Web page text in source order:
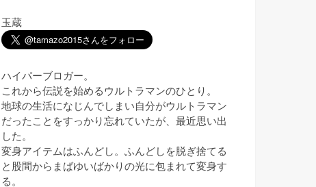
玉蔵
ハイパーブロガー。
これから伝説を始めるウルトラマンのひとり。
地球の生活になじんでしまい自分がウルトラマン
だったことをすっかり忘れていたが、最近思い出
した。
変身アイテムはふんどし。ふんどしを脱ぎ捨てる
と股間からまばゆいばかりの光に包まれて変身す
る。